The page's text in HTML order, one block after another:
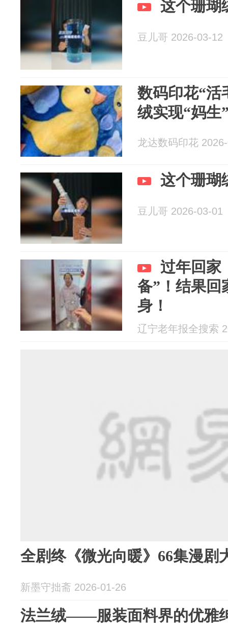
这个珊瑚
豆儿哥 2026-03-12
数码印花“活
绒实现“妈生
龙达数码印花
这个珊瑚
豆儿哥 2026-03-01
过年回家
备”！结果回
身！
辽宁老年报全搜索
全剧终《微光向暖》66集漫剧
新墨守拙斋 2026-01-26
法兰绒——服装面料界的优雅